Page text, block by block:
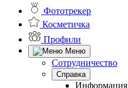
Фототрекер
Косметичка
Профили
Меню
Сотрудничество
Справка
Информация